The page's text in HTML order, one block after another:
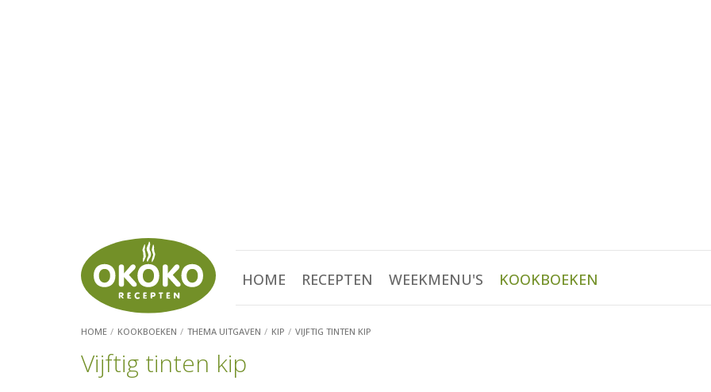
HOME RECEPTEN WEEKMENU'S KOOKBOEKEN
HOME KOOKBOEKEN THEMA UITGAVEN KIP VIJFTIG TINTEN KIP
Vijftig tinten kip